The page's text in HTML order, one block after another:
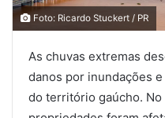
Foto: Ricardo Stuckert / PR
As chuvas extremas
danos por inundações
do território gaúcho.